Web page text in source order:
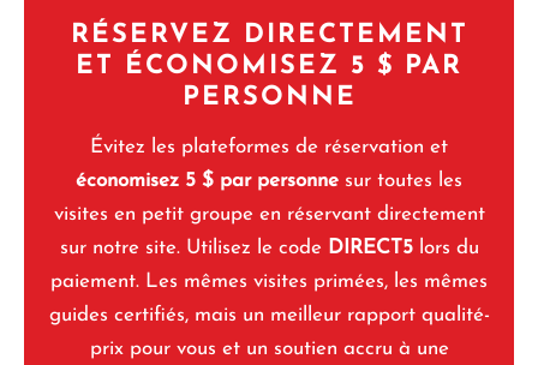
RÉSERVEZ DIRECTEMENT
ET ÉCONOMISEZ 5 $ PAR
PERSONNE
Évitez les plateformes de réservation et
économisez 5 $ par personne sur toutes les
visites en petit groupe en réservant directement
sur notre site. Utilisez le code DIRECT5lors du
paiement. Les mêmes visites primées, les mêmes
guides certifiés, mais un meilleur rapport qualité-
prix pour vous et un soutien accru à une